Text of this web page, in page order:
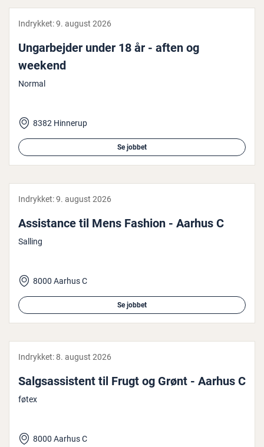
Indrykket:9. august 2026
Un­g­ar­bej­der under 18 år - aften og
weekend
Normal
8382 Hinnerup
Se jobbet
Indrykket:9. august 2026
As­si­stan­ce til Mens Fashion - Aarhus C
Salling
8000 Aarhus C
Se jobbet
Indrykket:8. august 2026
Salgs­as­si­stent til Frugt og Grønt - Aarhus C
føtex
8000 Aarhus C